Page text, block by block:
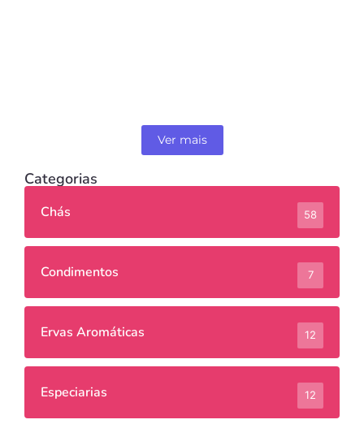
Ver mais
Categorias
Chás 58
Condimentos 7
Ervas Aromáticas 12
Especiarias 12